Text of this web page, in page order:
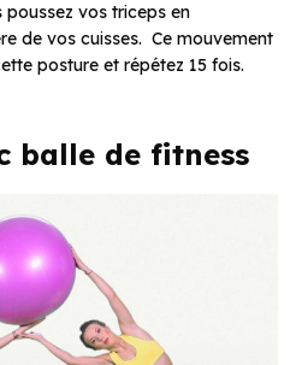
poussez vos triceps en
de vos cuisses. Ce mouvement
posture et répétez 15 fois.
balle de fitness